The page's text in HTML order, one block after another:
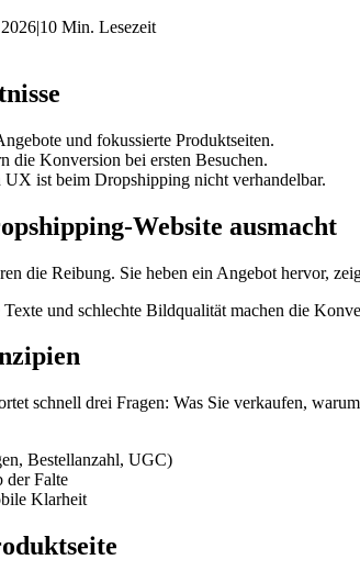
|10 Min. Lesezeit
und fokussierte Produktseiten.
die Konversion bei ersten Besuchen.
ist beim Dropshipping nicht verhandelbar.
Website ausmacht
die Reibung. Sie heben ein Angebot hervor,
und schlechte Bildqualität machen die
schnell drei Fragen: Was Sie verkaufen,
Bestellanzahl, UGC)
der Falte
Klarheit